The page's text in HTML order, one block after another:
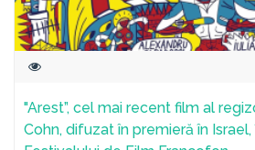
"Arest”, cel mai recent film al
Cohn, difuzat în premieră în